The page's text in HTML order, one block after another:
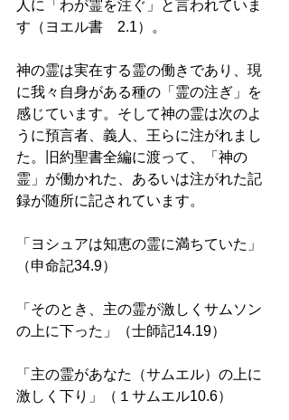
人に「わが霊を注ぐ」と言われていま
す（ヨエル書　2.1）。
神の霊は実在する霊の働きであり、現
に我々自身がある種の「霊の注ぎ」を
感じています。そして神の霊は次のよ
うに預言者、義人、王らに注がれまし
た。旧約聖書全編に渡って、「神の
霊」が働かれた、あるいは注がれた記
録が随所に記されています。
「ヨシュアは知恵の霊に満ちていた」
（申命記34.9）
「そのとき、主の霊が激しくサムソン
の上に下った」（士師記14.19）
「主の霊があなた（サムエル）の上に
激しく下り」（１サムエル10.6）